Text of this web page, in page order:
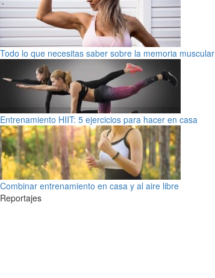
Todo lo que necesitas saber sobre la memoria muscular
Entrenamiento HIIT: 5 ejercicios para hacer en casa
Combinar entrenamiento en casa y al aire libre
Reportajes